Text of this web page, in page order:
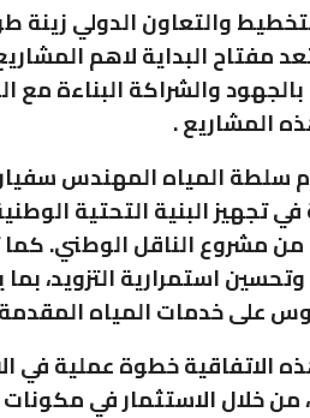
والتعاون الدولي
مفتاح البداية لاهم
والشراكة البناءة مع
المشاريع .
سلطة المياه المهندس
تجهيز البنية التحتية
مشروع الناقل الوطني. كما
وتحسين استمرارية التزويد،
على خدمات المياه
الاتفاقية خطوة عملية في
من خلال الاستثمار في مكونات